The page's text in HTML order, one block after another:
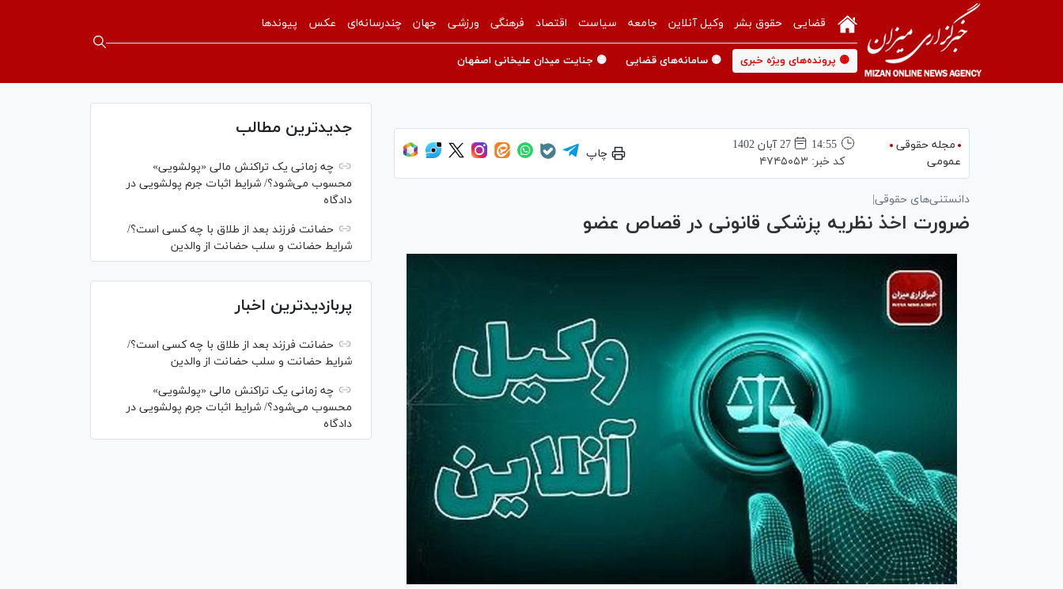
قضایی حقوق بشر وکیل آنلاین جامعه سیاست اقتصاد فرهنگی ورزشی جهان چندرسانه‌ای عکس پیوندها
🟡 پرونده‌های ویژه خبری 🟡 سامانه‌های قضایی 🟡 جنایت میدان علیخانی اصفهان
مجله حقوقی
عمومی
14:55
27 آبان 1402
کد خبر: ۴۷۴۵۰۵۳
چاپ
دانستنی‌های حقوقی|
ضرورت اخذ نظریه پزشکی قانونی در قصاص عضو
جدیدترین مطالب
چه زمانی یک تراکنش مالی «پولشویی»
محسوب می‌شود؟/ شرایط اثبات جرم پولشویی در
دادگاه
حضانت فرزند بعد از طلاق با چه کسی است؟/
شرایط حضانت و سلب حضانت از والدین
پربازدیدترین اخبار
حضانت فرزند بعد از طلاق با چه کسی است؟/
شرایط حضانت و سلب حضانت از والدین
چه زمانی یک تراکنش مالی «پولشویی»
محسوب می‌شود؟/ شرایط اثبات جرم پولشویی در
دادگاه